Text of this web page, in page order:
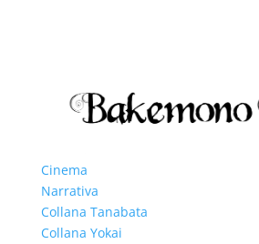
Cinema
Narrativa
Collana Tanabata
Collana Yokai